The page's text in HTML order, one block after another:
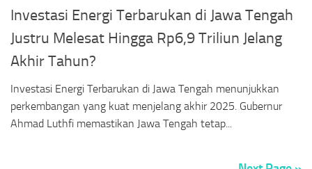
Investasi Energi Terbarukan di Jawa Tengah
Justru Melesat Hingga Rp6,9 Triliun Jelang
Akhir Tahun?
Investasi Energi Terbarukan di Jawa Tengah menunjukkan
perkembangan yang kuat menjelang akhir 2025. Gubernur
Ahmad Luthfi memastikan Jawa Tengah tetap...